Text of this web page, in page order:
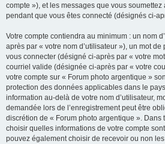
compte »), et les messages que vous
pendant que vous êtes connecté (désignés ci-
Votre compte contiendra au minimum : un nom
après par « votre nom d’utilisateur »), un mot
vous connecter (désigné ci-après par « votre
courriel valide (désignée ci-après par « votre
votre compte sur « Forum photo argentique »
protection des données applicables dans le
information au-delà de votre nom d’utilisateur,
demandée lors de l’enregistrement peut être
discrétion de « Forum photo argentique ». Dans
choisir quelles informations de votre compte
pouvez également choisir de recevoir ou non